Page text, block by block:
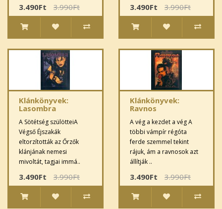
3.490Ft 3.990Ft 3.490Ft 3.990Ft
Klánkönyvek:
Lasombra
A Sötétség szülötteiA
Végső Éjszakák
eltorzították az Őrzők
klánjának nemesi
mivoltát, tagjai immá..
3.490Ft 3.990Ft
Klánkönyvek:
Ravnos
A vég a kezdet a vég A
többi vámpír régóta
ferde szemmel tekint
rájuk, ám a ravnosok azt
állítják ..
3.490Ft 3.990Ft